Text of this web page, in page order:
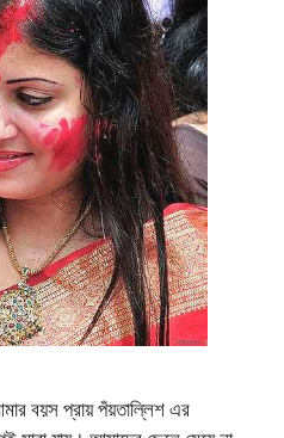
বয়স প্রায় পঁয়তাল্লিশ এর